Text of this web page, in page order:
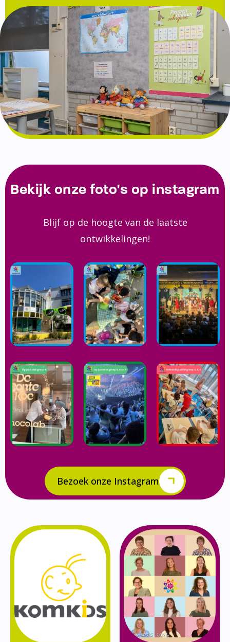
Bekijk onze foto's op instagram
Blijf op de hoogte van de laatste
ontwikkelingen!
Bezoek onze Instagram